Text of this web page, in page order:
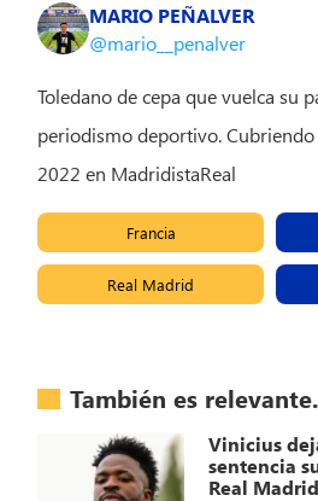
MARIO PEÑALVER
@mario__penalver
Toledano de cepa que vuelca su
periodismo deportivo.
2022 en MadridistaReal
Francia
Real Madrid
También es
Vinicius
sentencia
Real Madrid